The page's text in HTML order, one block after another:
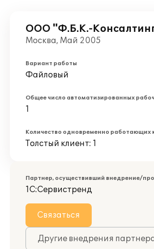
ООО "Ф.Б.К.-
Москва, Май 2005
Вариант работы
Файловый
Общее число автоматизированных
1
Количество одновременно работающих
Толстый клиент: 1
Партнер, осуществивший внедрение/
1С:Сервистренд
Связаться
Другие внедрения